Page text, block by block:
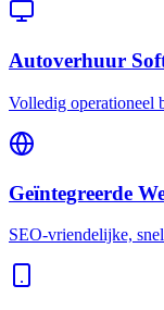
Autoverhuur
Volledig operationeel
Geïntegreerde
SEO-vriendelijke,